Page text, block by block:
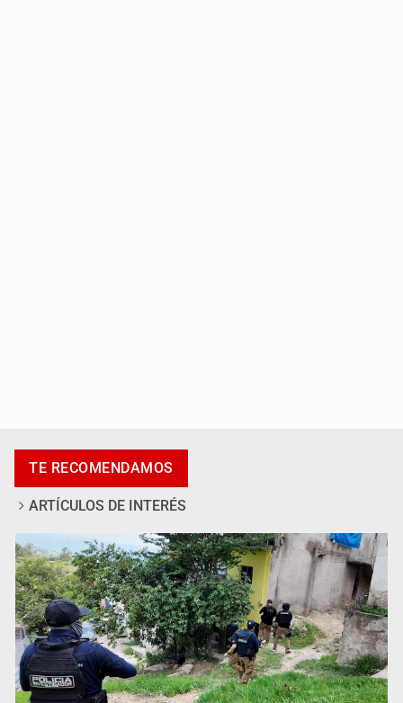
afirma Lazos de Amor
Sheinbaum anticipa más detenciones por caso
TE RECOMENDAMOS
ARTÍCULOS DE INTERÉS